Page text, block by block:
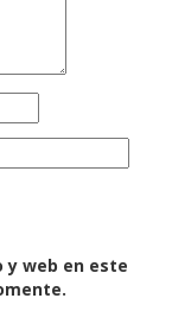
y web en este